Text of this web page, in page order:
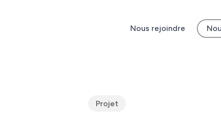
Nous rejoindre
Projet